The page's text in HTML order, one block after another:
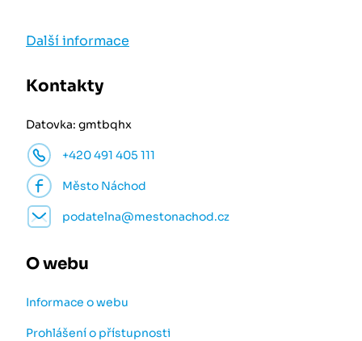
Další informace
Kontakty
Datovka: gmtbqhx
+420 491 405 111
Město Náchod
podatelna@mestonachod.cz
O webu
Informace o webu
Prohlášení o přístupnosti